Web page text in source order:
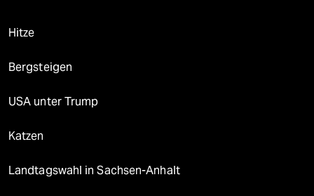
Hitze
Bergsteigen
USA unter Trump
Katzen
Landtagswahl in Sachsen-Anhalt